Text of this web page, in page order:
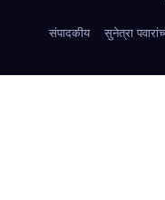
संपादकीय सुनेत्रा